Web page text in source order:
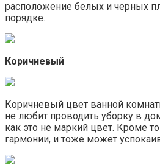
расположение белых и черных
порядке.
Коричневый
Коричневый цвет ванной
не любит проводить уборку в
как это не маркий цвет. Кроме
гармонии, и тоже может